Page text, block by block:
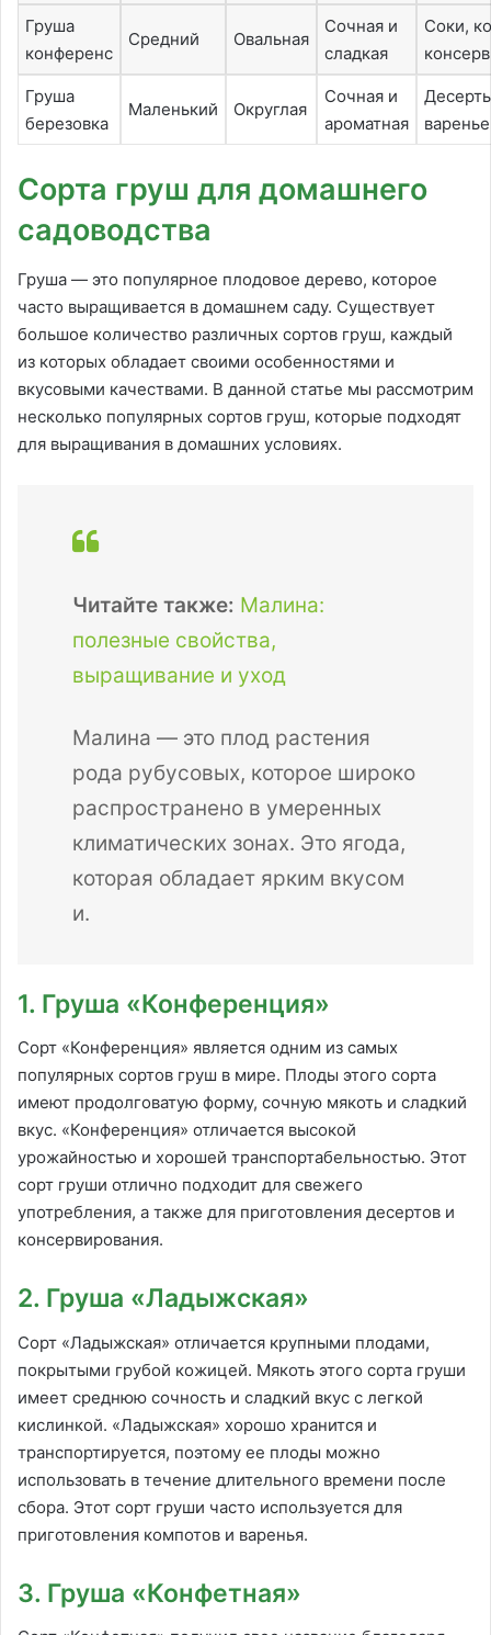
Груша
конференс
Средний Овальная
Сочная и
сладкая
Соки,
Груша
березовка
Маленький Округлая
Сочная и
ароматная
варенье
Сорта груш для домашнего
садоводства
Груша — это популярное плодовое дерево, которое
часто выращивается в домашнем саду. Существует
большое количество различных сортов груш, каждый
из которых обладает своими особенностями и
вкусовыми качествами. В данной статье мы рассмотрим
несколько популярных сортов груш, которые подходят
для выращивания в домашних условиях.
Читайте также: Малина:
полезные свойства,
выращивание и уход
Малина — это плод растения
рода рубусовых, которое широко
распространено в умеренных
климатических зонах. Это ягода,
которая обладает ярким вкусом
и.
1. Груша «Конференция»
Сорт «Конференция» является одним из самых
популярных сортов груш в мире. Плоды этого сорта
имеют продолговатую форму, сочную мякоть и сладкий
вкус. «Конференция» отличается высокой
урожайностью и хорошей транспортабельностью. Этот
сорт груши отлично подходит для свежего
употребления, а также для приготовления десертов и
консервирования.
2. Груша «Ладыжская»
Сорт «Ладыжская» отличается крупными плодами,
покрытыми грубой кожицей. Мякоть этого сорта груши
имеет среднюю сочность и сладкий вкус с легкой
кислинкой. «Ладыжская» хорошо хранится и
транспортируется, поэтому ее плоды можно
использовать в течение длительного времени после
сбора. Этот сорт груши часто используется для
приготовления компотов и варенья.
3. Груша «Конфетная»